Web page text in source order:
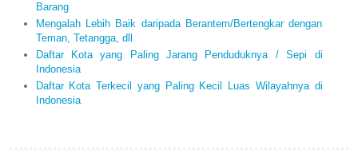
Barang
Mengalah Lebih Baik daripada Berantem/Bertengkar dengan
Teman, Tetangga, dll
Daftar Kota yang Paling Jarang Penduduknya / Sepi di
Indonesia
Daftar Kota Terkecil yang Paling Kecil Luas Wilayahnya di
Indonesia